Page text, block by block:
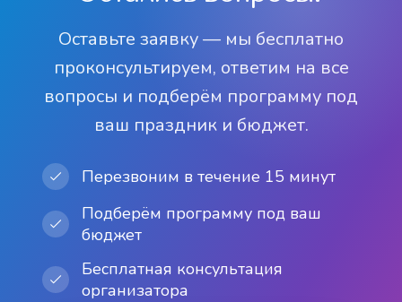
Оставьте заявку — мы бесплатно
проконсультируем, ответим на все
вопросы и подберём программу под
ваш праздник и бюджет.
Перезвоним в течение 15 минут
Подберём программу под ваш
бюджет
Бесплатная консультация
организатора